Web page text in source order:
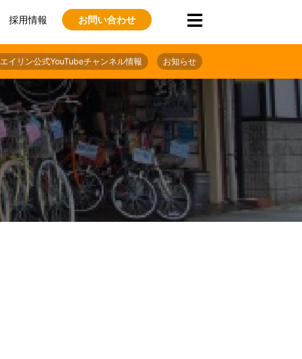
採用情報 お問い合わせ
エイリン公式YouTubeチャンネル情報 お知らせ